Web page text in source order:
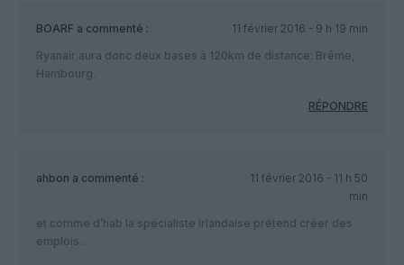
BOARF a commenté :
11 février 2016 - 9 h 19 min
Ryanair aura donc deux bases à 120km de distance: Brême,
Hambourg.
RÉPONDRE
ahbon a commenté :
11 février 2016 - 11 h 50
min
et comme d’hab la spécialiste irlandaise prétend créer des
emplois…